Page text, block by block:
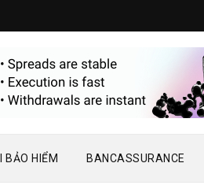
BẢO HIỂM BANCASSURANCE